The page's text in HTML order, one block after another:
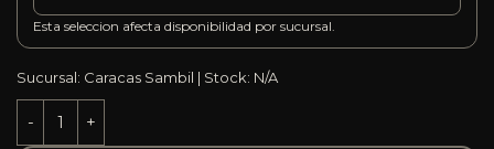
Esta seleccion afecta disponibilidad por sucursal.
Sucursal: Caracas Sambil | Stock: N/A